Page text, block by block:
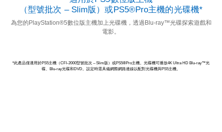
（型號批次 – Slim版）或PS5®Pro主機的光碟機*
為您的PlayStation®5數位版主機加上光碟機，透過Blu-ray™光碟探索遊戲和
電影。
*此產品僅適用於PS5主機（CFI-2000型號批次 – Slim版）或PS5®Pro主機。光碟機可播放4K Ultra HD Blu-ray™光
碟、Blu-ray光碟和DVD。設定時需具備網際網路連線以配對光碟機與PS5主機。